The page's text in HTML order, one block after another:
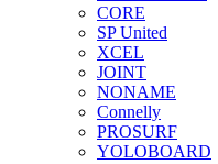
CORE
SP United
XCEL
JOINT
NONAME
Connelly
PROSURF
YOLOBOARD